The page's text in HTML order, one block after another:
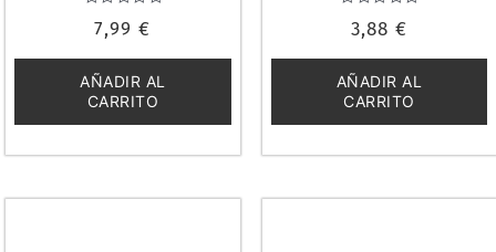
con
de
5
7,99€
AÑADIR AL
CARRITO
con
de
5
3,88 €
AÑADIR AL
CARRITO